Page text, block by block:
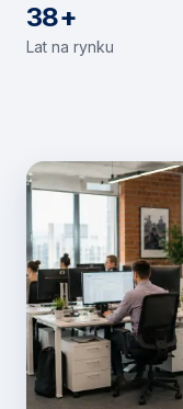
38+
Lat na rynku